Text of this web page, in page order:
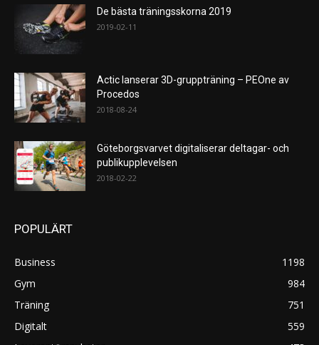
De bästa träningsskorna 2019
2019-02-11
Actic lanserar 3D-gruppträning – PEOne av
Procedos
2018-08-24
Göteborgsvarvet digitaliserar deltagar- och
publikupplevelsen
2018-02-22
POPULÄRT
Business
1198
Gym
984
Träning
751
Digitalt
559